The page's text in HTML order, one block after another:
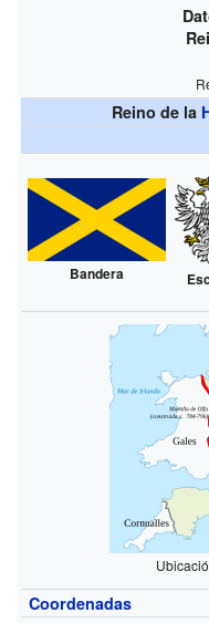
Reino de la
Bandera
Coordenadas